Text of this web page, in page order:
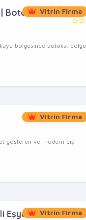
Vitrin Firma
Botoks,
bölgesinde botoks, dolgu
Vitrin Firma
gösteren ve modern diş
Vitrin Firma
Eşya